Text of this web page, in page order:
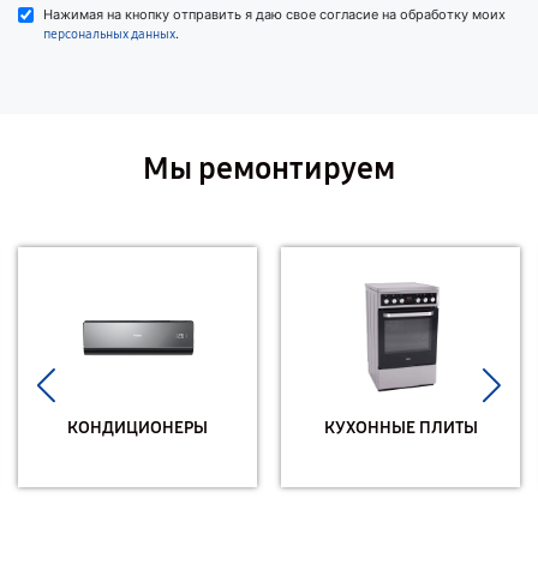
Нажимая на кнопку отправить я даю свое согласие на обработку моих
персональных данных.
Мы ремонтируем
КОНДИЦИОНЕРЫ КУХОННЫЕ ПЛИТЫ